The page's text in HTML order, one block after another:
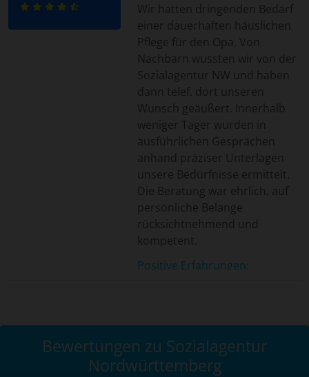
Wir hatten dringenden Bedarf
einer dauerhaften häuslichen
Pflege für den Opa. Von
Nachbarn wussten wir von der
Sozialagentur NW und haben
dann telef. dort unseren
Wunsch geäußert. Innerhalb
weniger Tager wurden in
ausführlichen Gesprächen
anhand präziser Unterlagen
unsere Bedürfnisse ermittelt.
Die Beratung war ehrlich, auf
persönliche Belange
rücksichtnehmend und
kompetent.
Positive Erfahrungen:
Beratung.
Bewertungen zu Sozialagentur
Nordwürttemberg